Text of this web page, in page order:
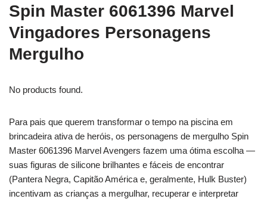
Spin Master 6061396 Marvel
Vingadores Personagens
Mergulho
No products found.
Para pais que querem transformar o tempo na piscina em
brincadeira ativa de heróis, os personagens de mergulho Spin
Master 6061396 Marvel Avengers fazem uma ótima escolha —
suas figuras de silicone brilhantes e fáceis de encontrar
(Pantera Negra, Capitão América e, geralmente, Hulk Buster)
incentivam as crianças a mergulhar, recuperar e interpretar